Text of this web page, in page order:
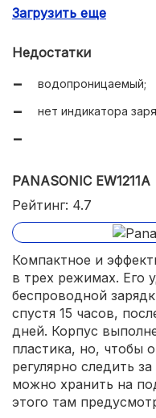
емкость резервуара
Загрузить еще
Недостатки
водопроницаемый;
нет индикатора
PANASONIC EW1211A
Рейтинг: 4.7
Компактное и
в трех режимах. Его
беспроводной
спустя 15 часов,
дней. Корпус
пластика, но, чтобы
регулярно следить
можно хранить на
этого там